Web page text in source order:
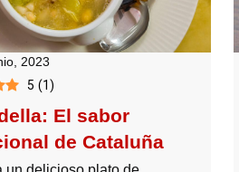
2023
5 (1)
El sabor
de Cataluña